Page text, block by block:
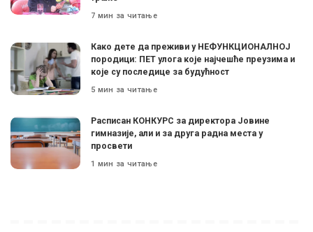
7 мин за читање
Како дете да преживи у НЕФУНКЦИОНАЛНОЈ
породици: ПЕТ улога које најчешће преузима и
које су последице за будућност
5 мин за читање
Расписан КОНКУРС за директора Јовине
гимназије, али и за друга радна места у
просвети
1 мин за читање